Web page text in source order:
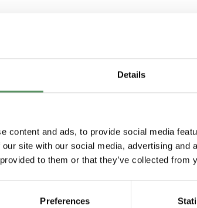
Details
content and ads, to provide social media
site with our social media, advertising and
to them or that they’ve collected from
Preferences
automatiske top- og bund
og der opnås de ønskede
med traditionelle
Partnere i projektet